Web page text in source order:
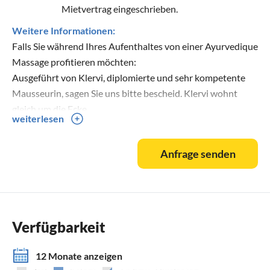
Mietvertrag eingeschrieben.
Weitere Informationen:
Falls Sie während Ihres Aufenthaltes von einer Ayurvedique
Massage profitieren möchten:
Ausgeführt von Klervi, diplomierte und sehr kompetente
Mausseurin, sagen Sie uns bitte bescheid. Klervi wohnt
gleich um die Ecke .
Sie können sich in einem speziell eingerichteten
Holzhäuschen mitten in der Natur verwöhnen lassen.
Gerne kommt Klervi auch zu Ihnen in die Ferienwohnung.
15 h 30 Führung durch unseren botanischen Garten
17 h Konzert
Natürlich sind unsere Gäste ganz herzlich eingeladen.
weiterlesen
Anfrage senden
Verfügbarkeit
12 Monate anzeigen